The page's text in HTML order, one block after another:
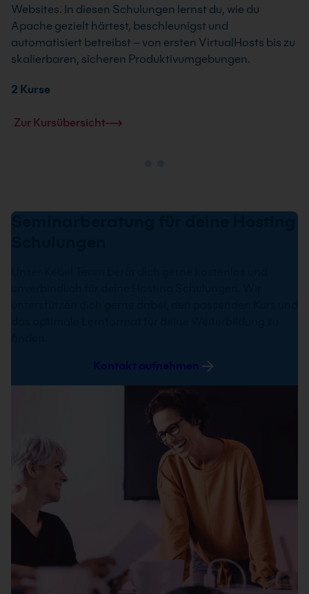
Websites. In diesen Schulungen lernst du, wie du
Apache gezielt härtest, beschleunigst und
automatisiert betreibst – von ersten VirtualHosts bis zu
skalierbaren, sicheren Produktivumgebungen.
2 Kurse
Zur Kursübersicht
Seminarberatung für deine Hosting